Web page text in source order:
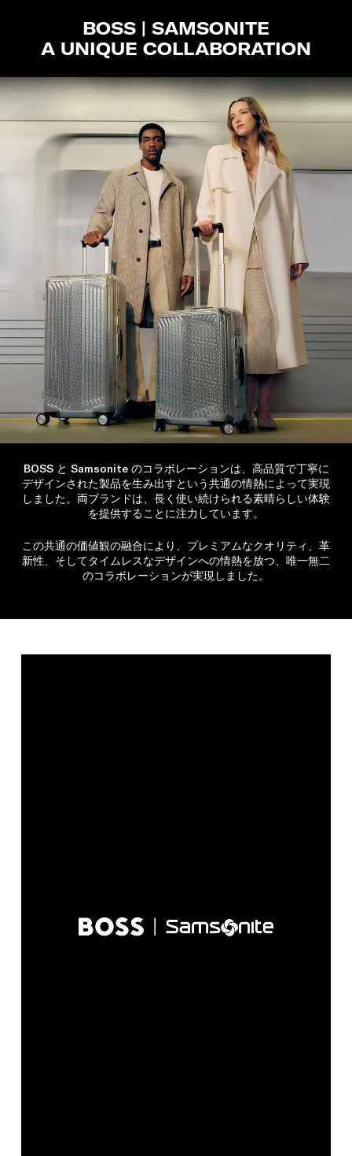
BOSS | SAMSONITE
A UNIQUE COLLABORATION
BOSS と Samsonite のコラボレーションは、高品質で丁寧に
デザインされた製品を生み出すという共通の情熱によって実現
しました。両ブランドは、長く使い続けられる素晴らしい体験
を提供することに注力しています。
この共通の価値観の融合により、プレミアムなクオリティ、革
新性、そしてタイムレスなデザインへの情熱を放つ、唯一無二
のコラボレーションが実現しました。